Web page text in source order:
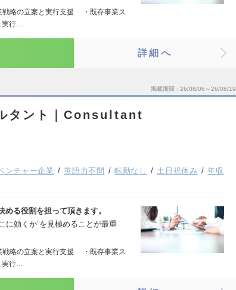
略の立案と実行支援 ・既存事業ス
実行…
詳細へ
掲載期間 26/08/06～26/08/19
タント｜Consultant
ンチャー企業 英語力不問 転勤なし 土日祝休み
年収
る役割を担って頂きます。
に効くか”を見極めることが最重
略の立案と実行支援 ・既存事業ス
行…